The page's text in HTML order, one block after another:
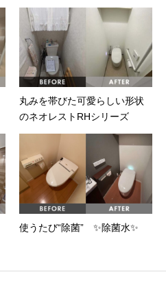
丸みを帯びた可愛らしい形状
のネオレストRHシリーズ
使うたび“除菌” ✨除菌水✨